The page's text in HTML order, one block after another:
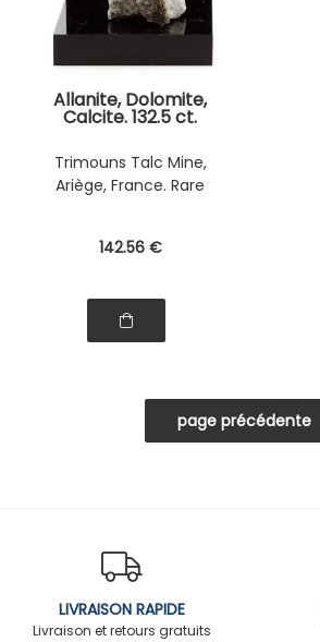
Allanite, Dolomite,
Calcite. 132.5 ct.
Trimouns Talc Mine,
Ariège, France. Rare
142.56 €
LIVRAISON RAPIDE
Livraison et retours gratuits